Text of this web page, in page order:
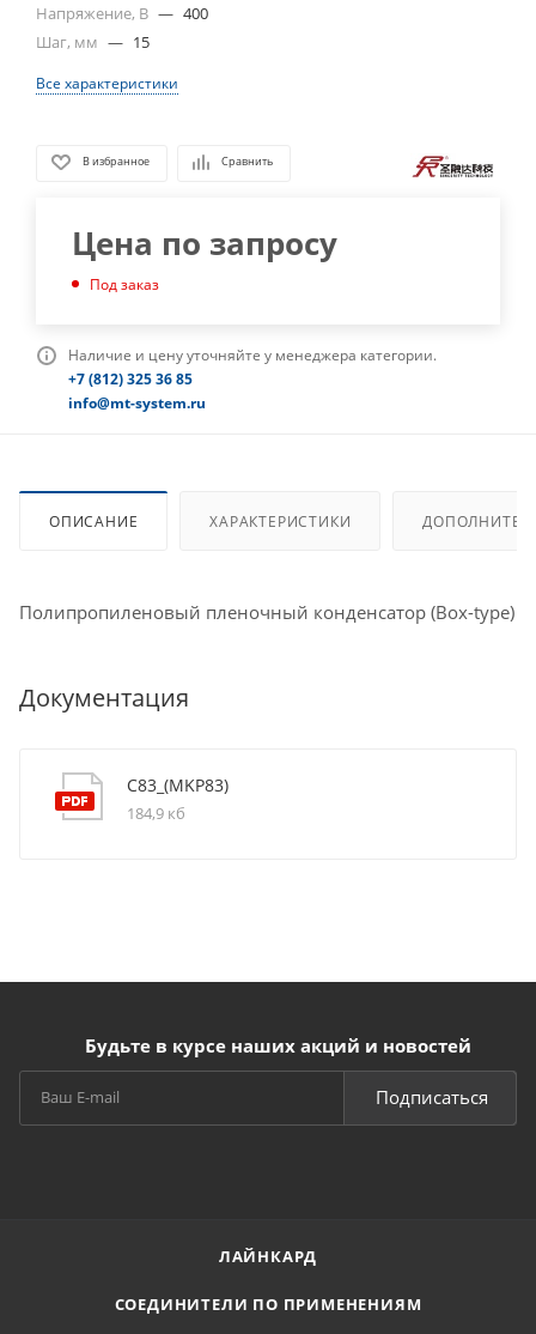
Напряжение, В — 400
Шаг, мм — 15
Все характеристики
В избранное Сравнить
Цена по запросу
Под заказ
Наличие и цену уточняйте у менеджера категории.
+7 (812) 325 36 85
info@mt-system.ru
ОПИСАНИЕ ХАРАКТЕРИСТИКИ
Полипропиленовый пленочный конденсатор (Box-type)
Документация
C83_(MKP83)
184,9 кб
Будьте в курсе наших акций и новостей
Подписаться
ЛАЙНКАРД
СОЕДИНИТЕЛИ ПО ПРИМЕНЕНИЯМ